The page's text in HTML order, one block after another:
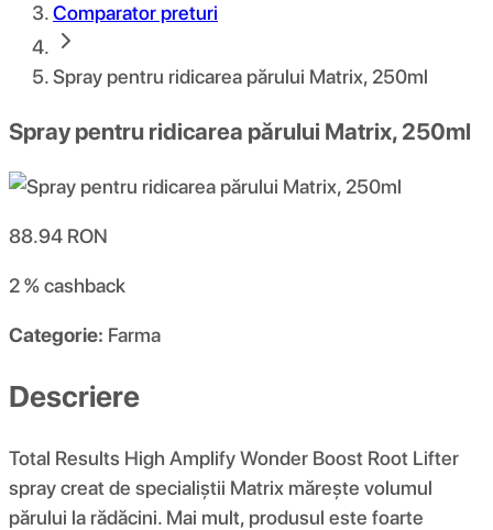
Comparator preturi
Spray pentru ridicarea părului Matrix, 250ml
Spray pentru ridicarea părului Matrix, 250ml
88.94 RON
2 %cashback
Categorie: Farma
Descriere
Total Results High Amplify Wonder Boost Root Lifter
spray creat de specialiștii Matrix mărește volumul
părului la rădăcini. Mai mult, produsul este foarte